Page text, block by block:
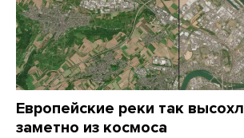
Европейские реки так
заметно из космоса